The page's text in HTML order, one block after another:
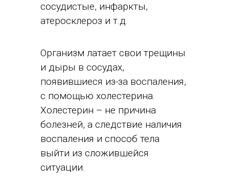
сосудистые, инфаркты,
атеросклероз и т.д.
Организм латает свои трещины
и дыры в сосудах,
появившиеся из-за воспаления,
с помощью холестерина.
Холестерин – не причина
болезней, а следствие наличия
воспаления и способ тела
выйти из сложившейся
ситуации.